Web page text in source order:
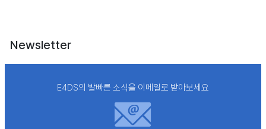
Newsletter
E4DS의 발빠른 소식을 이메일로 받아보세요